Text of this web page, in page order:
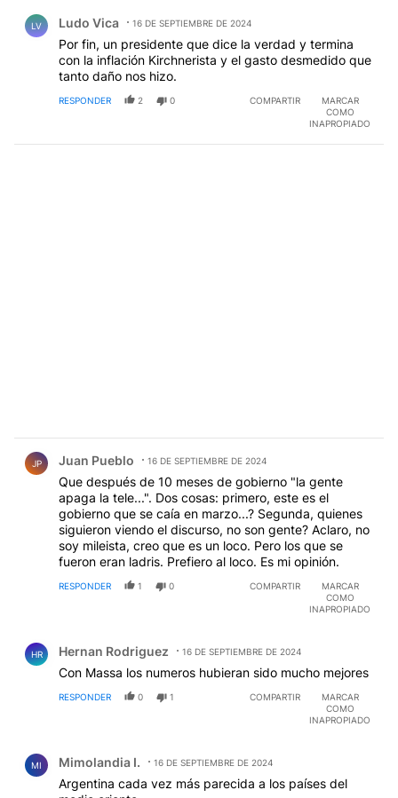
LV Ludo Vica 16 DE SEPTIEMBRE DE 2024
Por fin, un presidente que dice la verdad y termina
con la inflación Kirchnerista y el gasto desmedido que
tanto daño nos hizo.
RESPONDER 2 0 COMPARTIR
MARCAR
COMO
INAPROPIADO
JP Juan Pueblo 16 DE SEPTIEMBRE DE 2024
Que después de 10 meses de gobierno "la gente
apaga la tele...". Dos cosas: primero, este es el
gobierno que se caía en marzo...? Segunda, quienes
siguieron viendo el discurso, no son gente? Aclaro, no
soy mileista, creo que es un loco. Pero los que se
fueron eran ladris. Prefiero al loco. Es mi opinión.
RESPONDER 1 0 COMPARTIR
MARCAR
COMO
INAPROPIADO
HR Hernan Rodriguez 16 DE SEPTIEMBRE DE 2024
Con Massa los numeros hubieran sido mucho mejores
RESPONDER 0 1 COMPARTIR
MARCAR
COMO
INAPROPIADO
MI Mimolandia I. 16 DE SEPTIEMBRE DE 2024
Argentina cada vez más parecida a los países del